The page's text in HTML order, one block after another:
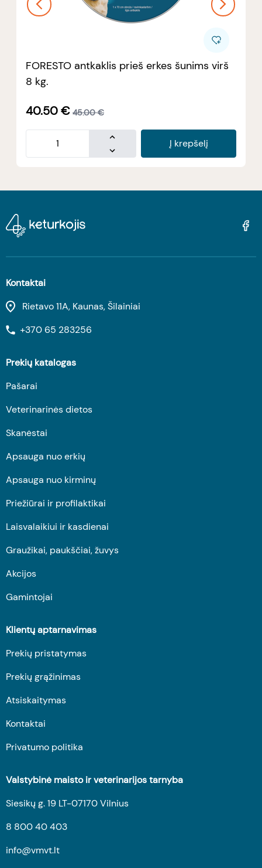
FORESTO antkaklis prieš erkes šunims virš
8 kg.
40.50€ 45.00 €
Į krepšelį
Kontaktai
Rietavo 11A, Kaunas, Šilainiai
+370 65 283256
Prekių katalogas
Pašarai
Veterinarinės dietos
Skanėstai
Apsauga nuo erkių
Apsauga nuo kirminų
Priežiūrai ir profilaktikai
Laisvalaikiui ir kasdienai
Graužikai, paukščiai, žuvys
Akcijos
Gamintojai
Klientų aptarnavimas
Prekių pristatymas
Prekių grąžinimas
Atsiskaitymas
Kontaktai
Privatumo politika
Valstybinė maisto ir veterinarijos tarnyba
Siesikų g. 19 LT-07170 Vilnius
8 800 40 403
info@vmvt.lt